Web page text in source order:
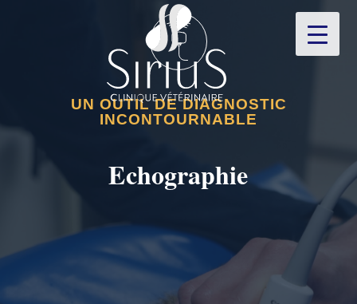
UN OUTIL DE DIAGNOSTIC
INCONTOURNABLE
Echographie